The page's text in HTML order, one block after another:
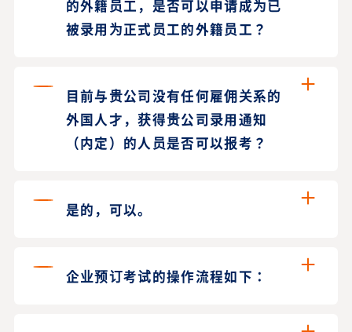
的外籍员工，是否可以申请成为已
被录用为正式员工的外籍员工？
目前与贵公司没有任何雇佣关系的
外国人才，获得贵公司录用通知
（内定）的人员是否可以报考？
是的，可以。
企业预订考试的操作流程如下：